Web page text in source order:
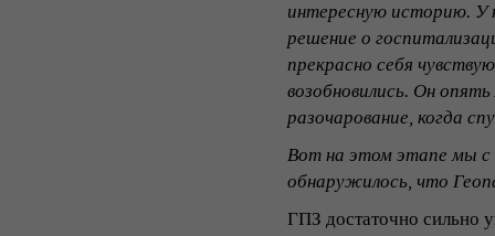
интересную историю. У
решение о
прекрасно себя
возобновились. Он
разочарование, когда
Вот на этом этапе мы с
обнаружилось, что
ГПЗ достаточно сильно